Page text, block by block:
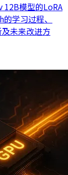
12B模型的LoRA
学习过程、
未来改进方